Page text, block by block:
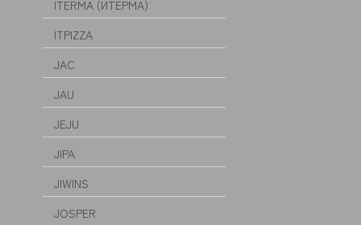
ITERMA (ИТЕРМА)
ITPIZZA
JAC
JAU
JEJU
JIPA
JIWINS
JOSPER